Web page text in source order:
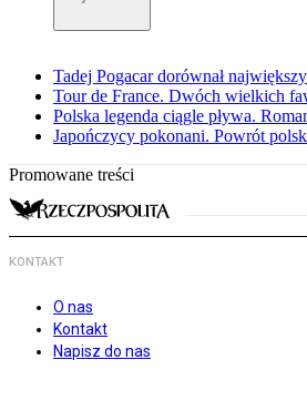
Tadej Pogacar dorównał
Tour de France. Dwóch wielkich
Polska legenda ciągle pływa.
Japończycy pokonani. Powrót
Promowane treści
KONTAKT
O nas
Kontakt
Napisz do nas